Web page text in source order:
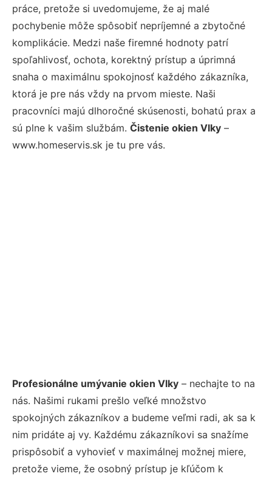
práce, pretože si uvedomujeme, že aj malé
pochybenie môže spôsobiť nepríjemné a zbytočné
komplikácie. Medzi naše firemné hodnoty patrí
spoľahlivosť, ochota, korektný prístup a úprimná
snaha o maximálnu spokojnosť každého zákazníka,
ktorá je pre nás vždy na prvom mieste. Naši
pracovníci majú dlhoročné skúsenosti, bohatú prax a
sú plne k vašim službám. Čistenie okien Vlky –
www.homeservis.sk je tu pre vás.
Profesionálne umývanie okien Vlky – nechajte to na
nás. Našimi rukami prešlo veľké množstvo
spokojných zákazníkov a budeme veľmi radi, ak sa k
nim pridáte aj vy. Každému zákazníkovi sa snažíme
prispôsobiť a vyhovieť v maximálnej možnej miere,
pretože vieme, že osobný prístup je kľúčom k